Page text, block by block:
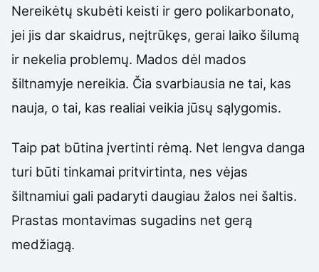
Nereikėtų skubėti keisti ir gero polikarbonato,
jei jis dar skaidrus, neįtrūkęs, gerai laiko šilumą
ir nekelia problemų. Mados dėl mados
šiltnamyje nereikia. Čia svarbiausia ne tai, kas
nauja, o tai, kas realiai veikia jūsų sąlygomis.
Taip pat būtina įvertinti rėmą. Net lengva danga
turi būti tinkamai pritvirtinta, nes vėjas
šiltnamiui gali padaryti daugiau žalos nei šaltis.
Prastas montavimas sugadins net gerą
medžiagą.